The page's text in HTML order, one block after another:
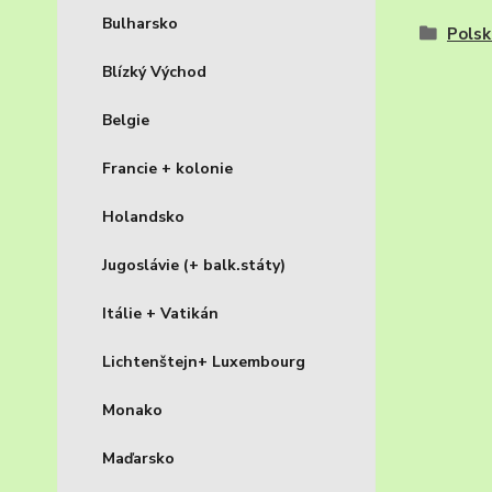
Bulharsko
Blízký Východ
Belgie
Francie + kolonie
Holandsko
Jugoslávie (+ balk.státy)
Itálie + Vatikán
Lichtenštejn+ Luxembourg
Monako
Maďarsko